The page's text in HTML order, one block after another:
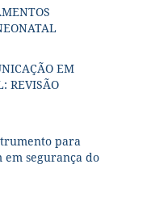
EM
REVISÃO
para
em segurança do